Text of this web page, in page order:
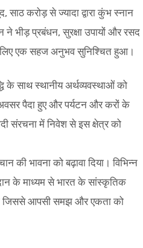
करोड़ से ज्यादा द्वारा कुंभ स्नान
ने भीड़ प्रबंधन, सुरक्षा उपायों और रसद
लिए एक सहज अनुभव सुनिश्चित हुआ।
के साथ स्थानीय अर्थव्यवस्थाओं को
पैदा हुए और पर्यटन और करों के
संरचना में निवेश से इस क्षेत्र को
भावना को बढ़ावा दिया। विभिन्न
के माध्यम से भारत के सांस्कृतिक
जिससे आपसी समझ और एकता को